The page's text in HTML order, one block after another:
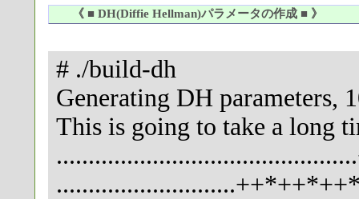
《 ■ DH(Diffie Hellman)パラメータの作成 ■ 》
# ./build-dh
Generating DH parameters,
This is going to take a long